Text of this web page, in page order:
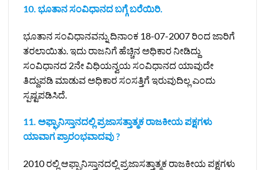
10. ಭೂತಾನ ಸಂವಿಧಾನದ ಬಗ್ಗೆ ಬರೆಯಿರಿ.
ಭೂತಾನ ಸಂವಿಧಾನವನ್ನು ದಿನಾಂಕ 18-07-2007 ರಿಂದ ಜಾರಿಗೆ
ತರಲಾಯಿತು. ಇದು ರಾಜನಿಗೆ ಹೆಚ್ಚಿನ ಅಧಿಕಾರ ನೀಡಿದ್ದು
ಸಂವಿಧಾನದ 2ನೇ ವಿಧಿಯನ್ವಯ ಸಂವಿಧಾನದ ಯಾವುದೇ
ತಿದ್ದುಪಡಿ ಮಾಡುವ ಅಧಿಕಾರ ಸಂಸತ್ತಿಗೆ ಇರುವುದಿಲ್ಲ ಎಂದು
ಸ್ಪಷ್ಟಪಡಿಸಿದೆ.
11. ಅಫ್ಘಾನಿಸ್ತಾನದಲ್ಲಿ ಪ್ರಜಾಸತ್ತಾತ್ಮಕ ರಾಜಕೀಯ ಪಕ್ಷಗಳು
ಯಾವಾಗ ಪ್ರಾರಂಭವಾದವು ?
2010 ರಲ್ಲಿ ಆಫ್ಘಾನಿಸ್ತಾನದಲ್ಲಿ ಪ್ರಜಾಸತ್ತಾತ್ಮಕ ರಾಜಕೀಯ ಪಕ್ಷಗಳು